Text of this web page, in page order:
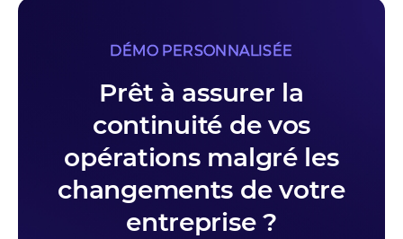
DÉMO PERSONNALISÉE
Prêt à assurer la
continuité de vos
opérations malgré les
changements de votre
entreprise ?